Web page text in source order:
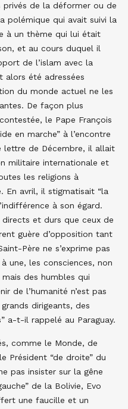
privés de la déformer ou de
polémique qui avait suivi la
à un thème qui lui était
et au cours duquel il
de l’islam avec la
alors été adressées
du monde actuel ne les
De façon plus
le Pape François
en marche” à l’encontre
lettre de Décembre, il allait
militaire internationale et
les religions à
En avril, il stigmatisait “la
à son égard.
et durs que ceux de
guère d’opposition tant
Père ne s’exprime pas
une, les consciences, non
des humbles qui
de l’humanité n’est pas
dirigeants, des
a-t-il rappelé au Paraguay.
comme le Monde, de
Président “de droite” du
pas insister sur la gêne
de la Bolivie, Evo
une faucille et un